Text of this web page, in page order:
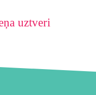
uztveri